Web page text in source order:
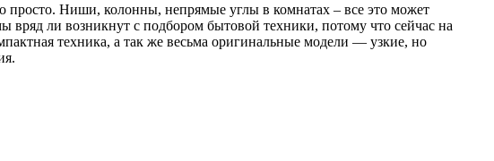
просто. Ниши, колонны, непрямые углы в комнатах – все это может
ли возникнут с подбором бытовой техники, потому что сейчас на
техника, а так же весьма оригинальные модели — узкие, но